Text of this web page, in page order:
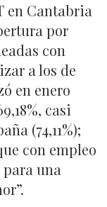
en Cantabria
por
con
a los de
en enero
casi
(74,11%);
con empleo
una